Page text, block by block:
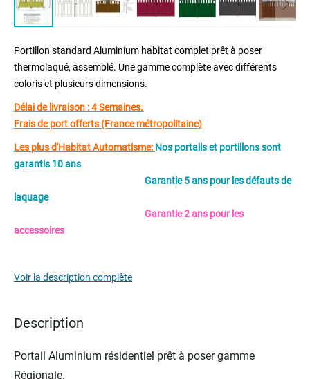
to
the
of
the
images
gallery
Portillon standard Aluminium habitat complet prêt à poser
thermolaqué, assemblé. Une gamme complète avec différents
coloris et plusieurs dimensions.
Délai de livraison : 4 Semaines.
Frais de port offerts (France métropolitaine)
Les plus d'Habitat Automatisme: Nos portails et portillons sont
garantis 10 ans
Garantie 5 ans pour les défauts de
laquage
Garantie 2 ans pour les
accessoires
Voir la description complète
Description
Portail Aluminium résidentiel prêt à poser gamme
Régionale.